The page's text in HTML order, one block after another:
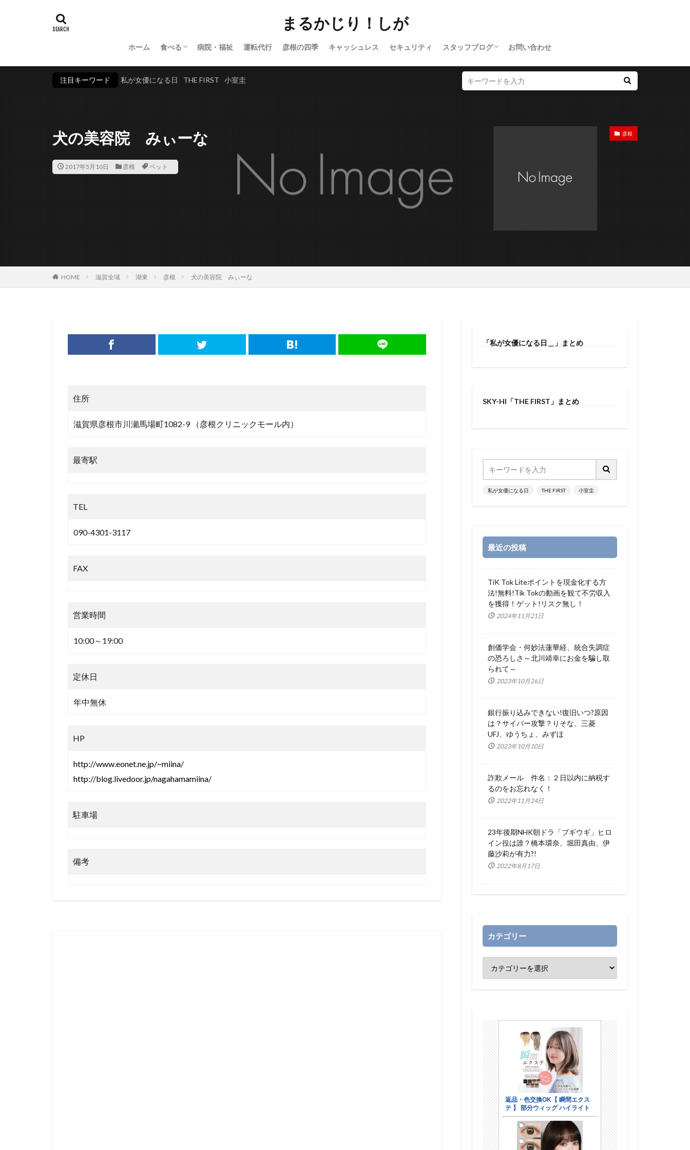
まるかじり！しが
ホーム 食べる
和食・創作
居酒屋・バー
病院・福祉 運転代行 彦根の四季 キャッシュレス セキュリティ スタッフブログ
WordPress
お問い合わせ
注目キーワード 私が女優になる日 THE FIRST 小室圭
犬の美容院 みぃーな
2017年5月10日 彦根 ペット
彦根
HOME 滋賀全域 湖東 彦根 犬の美容院 みぃーな
住所
滋賀県彦根市川瀬馬場町1082-9 （彦根クリニックモール内）
最寄駅
TEL
090-4301-3117
FAX
営業時間
10:00～19:00
定休日
年中無休
HP
http://www.eonet.ne.jp/~miina/
http://blog.livedoor.jp/nagahamamiina/
駐車場
備考
「私が女優になる日＿」まとめ
SKY-HI「THE FIRST」まとめ
私が女優になる日 THE FIRST 小室圭
最近の投稿
TiK Tok Liteポイントを現金化する方
法!無料!Tik Tokの動画を観て不労収入
を獲得！ゲット!リスク無し！
2024年11月21日
創価学会・何妙法蓮華経、統合失調症
の恐ろしさ～北川靖幸にお金を騙し取
られて～
2023年10月26日
銀行振り込みできない!復旧いつ?原因
は？サイバー攻撃？りそな、三菱
UFJ、ゆうちょ、みずほ
2023年10月10日
詐欺メール 件名：２日以内に納税す
るのをお忘れなく！
2022年11月24日
23年後期NHK朝ドラ「ブギウギ」ヒロ
イン役は誰？橋本環奈、堀田真由、伊
藤沙莉が有力?!
2022年8月17日
カテゴリー